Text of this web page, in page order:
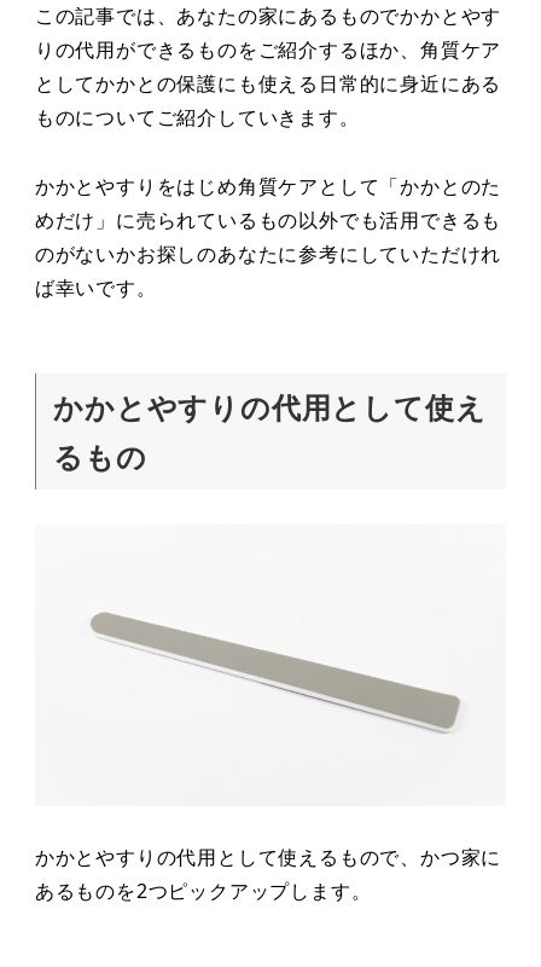
この記事では、あなたの家にあるものでかかとやす
りの代用ができるものをご紹介するほか、角質ケア
としてかかとの保護にも使える日常的に身近にある
ものについてご紹介していきます。
かかとやすりをはじめ角質ケアとして「かかとのた
めだけ」に売られているもの以外でも活用できるも
のがないかお探しのあなたに参考にしていただけれ
ば幸いです。
かかとやすりの代用として使え
るもの
かかとやすりの代用として使えるもので、かつ家に
あるものを2つピックアップします。